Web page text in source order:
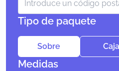
Tipo de paquete
Sobre Caja
Medidas